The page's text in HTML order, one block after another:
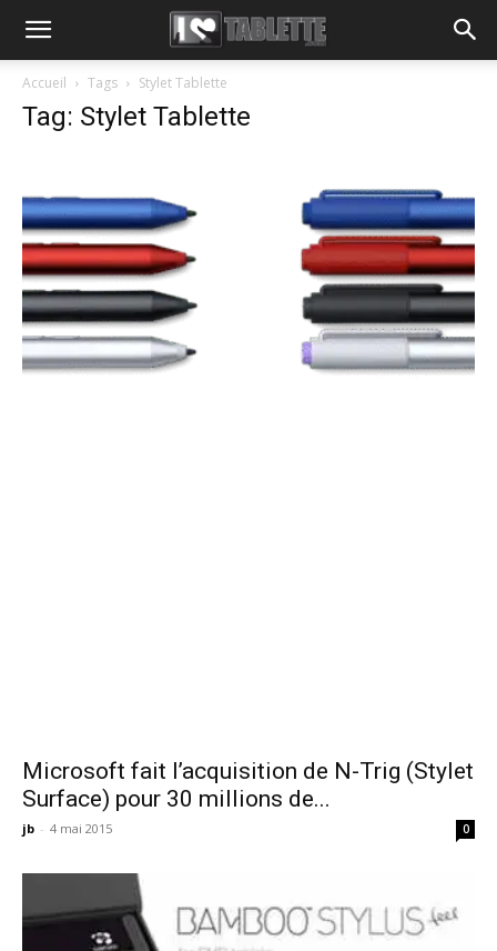
Accueil Tags Stylet Tablette
Tag: Stylet Tablette
Microsoft fait l’acquisition de N-Trig (Stylet
Surface) pour 30 millions de...
jb - 4 mai 2015 0